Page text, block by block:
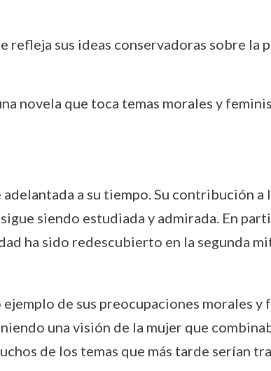
refleja sus ideas conservadoras sobre la
novela que toca temas morales y
a su tiempo. Su contribución
siendo estudiada y admirada. En
ha sido redescubierto en la segunda
de sus preocupaciones morales
una visión de la mujer que
de los temas que más tarde serían